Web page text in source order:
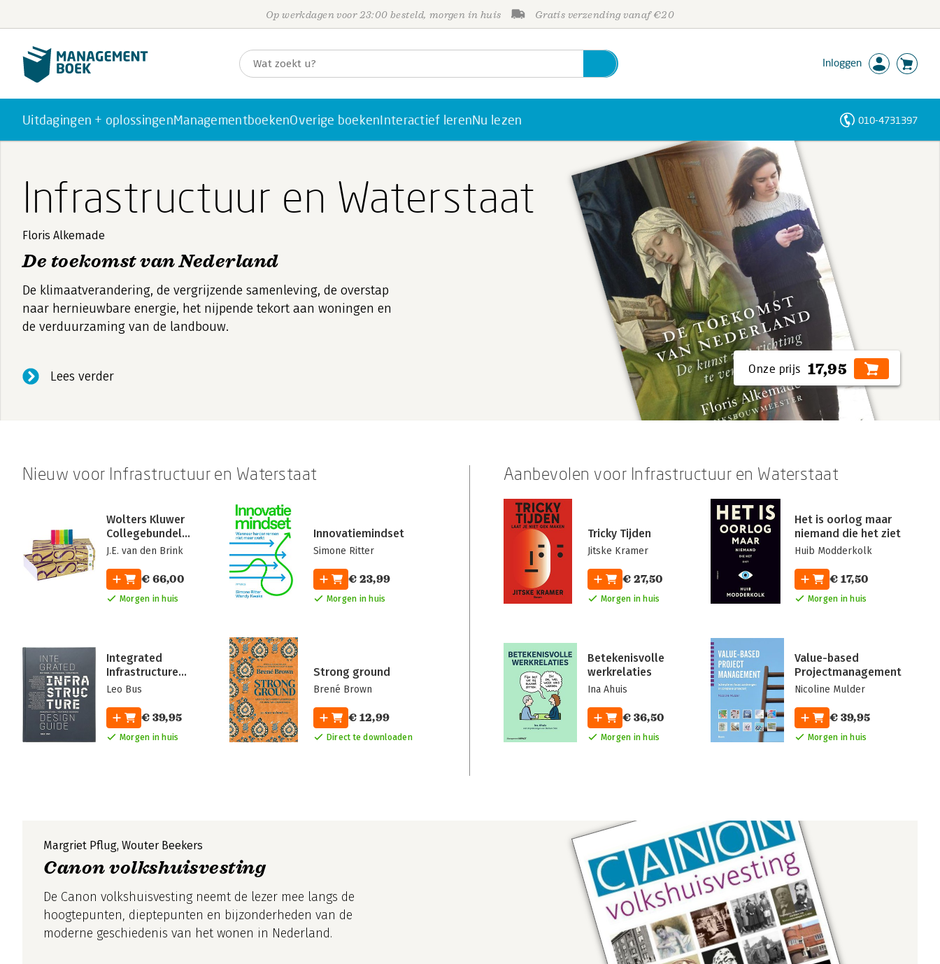
Op werkdagen voor 23:00 besteld, morgen in huis Gratis verzending vanaf €20
Inloggen
Uitdagingen + oplossingenManagementboekenOverige boekenInteractief lerenNu lezen 010-4731397
Infrastructuur en Waterstaat
Floris Alkemade
De toekomst van Nederland
De klimaatverandering, de vergrijzende samenleving, de overstap
naar hernieuwbare energie, het nijpende tekort aan woningen en
de verduurzaming van de landbouw.
Lees verder 17,95
Nieuw voor Infrastructuur en Waterstaat
Wolters Kluwer
Collegebundel
2026-2027
J.E. van den Brink
€ 66,00
Morgen in huis
Innovatiemindset
Simone Ritter
€ 23,99
Morgen in huis
Integrated
Infrastructure
Design Guide
Leo Bus
€ 39,95
Morgen in huis
Strong ground
Brené Brown
€ 12,99
Direct te downloaden
Aanbevolen voor Infrastructuur en Waterstaat
Tricky Tijden
Jitske Kramer
€ 27,50
Morgen in huis
Het is oorlog maar
niemand die het ziet
Huib Modderkolk
€ 17,50
Morgen in huis
Betekenisvolle
werkrelaties
Ina Ahuis
€ 36,50
Morgen in huis
Value-based
Projectmanagement
Nicoline Mulder
€ 39,95
Morgen in huis
Margriet Pflug, Wouter Beekers
Canon volkshuisvesting
De Canon volkshuisvesting neemt de lezer mee langs de
hoogtepunten, dieptepunten en bijzonderheden van de
moderne geschiedenis van het wonen in Nederland.
Personen
Trefwoorden